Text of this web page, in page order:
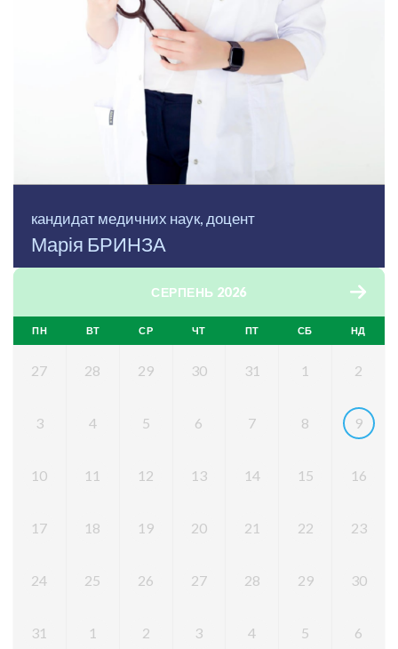
Марія БРИНЗА
кандидат медичних наук, доцент
СЕРПЕНЬ 2026
ПН ВТ СР ЧТ ПТ СБ НД
27 28 29 30 31 1 2
3 4 5 6 7 8 9
10 11 12 13 14 15 16
17 18 19 20 21 22 23
24 25 26 27 28 29 30
31 1 2 3 4 5 6